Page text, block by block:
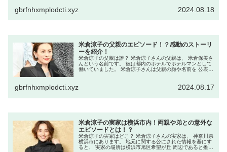
gbrfnhxmplodcti.xyz 2024.08.18
米倉涼子の父親のエピソード！？感動のストーリ
ーを紹介！
米倉涼子の父親は誰？ 米倉涼子さんの父親は、 米倉保美さ
んという名前です。 彼は都内のホテルでホテルマンとして
働いていました。 米倉涼子さんは父親の顔や名前を 公表し
gbrfnhxmplodcti.xyz 2024.08.17
米倉涼子の実家は横浜市内！両親や弟との意外な
エピソードとは！？
米倉涼子の実家はどこ？ 米倉涼子さんの実家は、 神奈川県
横浜市にあります。 地元に関する公にされた情報を基にす
ると、 実家の場所は横浜市旭区希望が丘 周辺であると推測